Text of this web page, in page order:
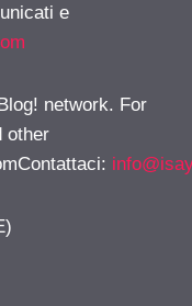
e
network. For
other
: